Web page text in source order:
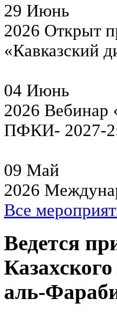
29 Июнь
2026 Открыт
«Кавказский
04 Июнь
2026 Вебинар
ПФКИ- 2027-
09 Май
2026
Все
Ведется
аль-